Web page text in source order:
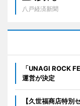
八戸経済新聞
「UNAGI ROCK
運営が決定
【久世福商店特